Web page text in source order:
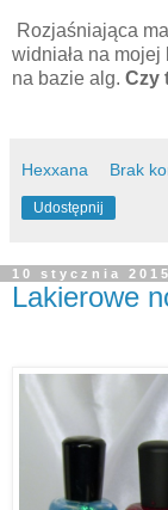
Rozjaśniająca
widniała na
na bazie alg. Czy
Hexxana Brak
Udostępnij
10 stycznia 2015
Lakierowe